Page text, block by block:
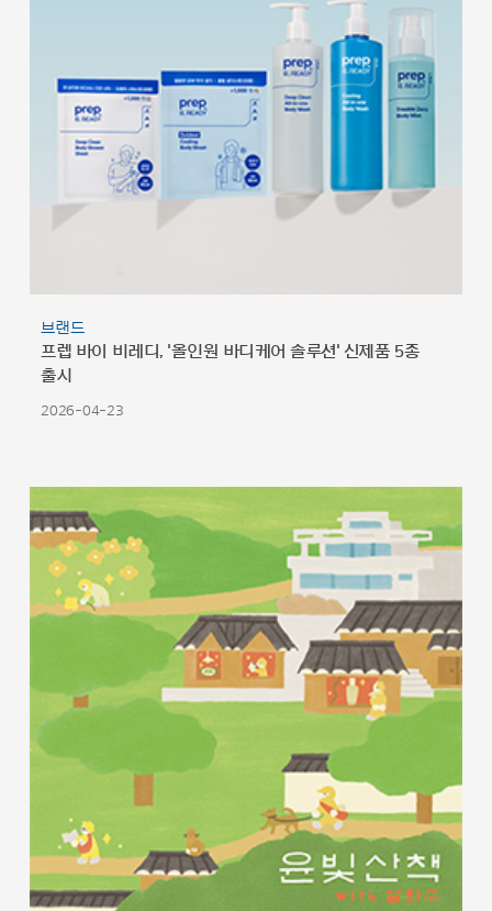
브랜드
프렙 바이 비레디, '올인원 바디케어 솔루션' 신제품 5종
출시
2026-04-23